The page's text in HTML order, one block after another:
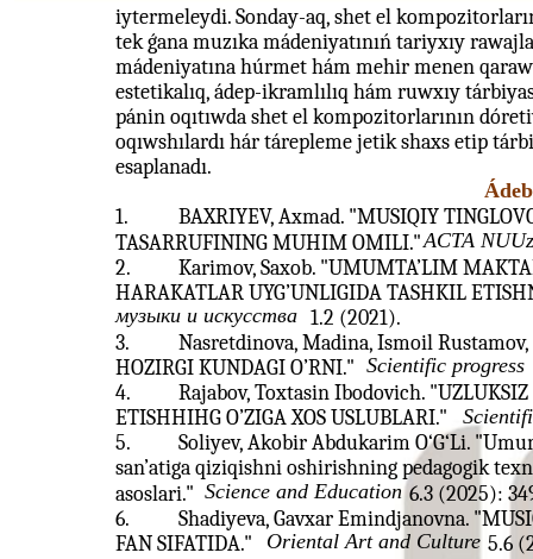
iytermeleydi. Sonday-aq, shet el
tek ǵana muzıka mádeniyatınıń tariyxıy
mádeniyatına húrmet hám mehir menen
estetikalıq, ádep-ikramlılıq hám ruwxıy
pánin oqıtıwda shet el kompozitorlarının
oqıwshılardı hár tárepleme jetik shaxs etip
esaplanadı.
1.
BAXRIYEV, Axmad. "MUSIQIY
TASARRUFINING MUHIM OMILI."ACTA NUUz
2.
Karimov, Saxob. "UMUMTA’LIM
HARAKATLAR UYG’UNLIGIDA TASHKIL
музыки и искусства 1.2 (2021).
3.
Nasretdinova, Madina, Ismoil
HOZIRGI KUNDAGI O’RNI." Scientific progress
4.
Rajabov, Toxtasin Ibodovich.
ETISHHIHG O’ZIGA XOS USLUBLARI."
5.
Soliyev, Akobir Abdukarim O‘G‘Li.
san’atiga qiziqishni oshirishning pedagogik
asoslari." Science and Education 6.3 (2025):
6.
Shadiyeva, Gavxar Emindjanovna.
FAN SIFATIDA."
Oriental Art and Culture 5.6